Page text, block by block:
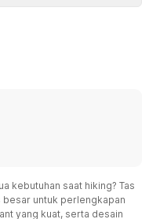
kebutuhan saat hiking? Tas
besar untuk perlengkapan
yang kuat, serta desain